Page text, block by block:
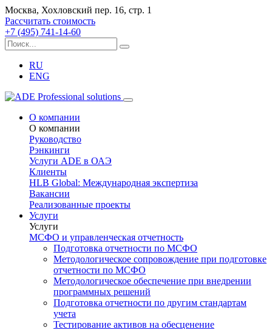
Москва, Хохловский пер. 16, стр. 1
Рассчитать стоимость
+7 (495) 741-14-60
RU
ENG
О компании
О компании
Руководство
Рэнкинги
Услуги ADE в ОАЭ
Клиенты
HLB Global: Международная экспертиза
Вакансии
Реализованные проекты
Услуги
Услуги
МСФО и управленческая отчетность
Подготовка отчетности по МСФО
Методологическое сопровождение при подготовке
отчетности по МСФО
Методологическое обеспечение при внедрении
программных решений
Подготовка отчетности по другим стандартам
учета
Тестирование активов на обесценение